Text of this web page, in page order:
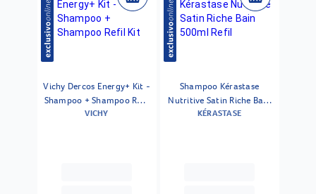
Vichy Dercos Energy+ Kit -
Shampoo + Shampoo Refil
Kit
VICHY
Shampoo Kérastase
Nutritive Satin Riche Bain
500ml Refil
KÉRASTASE